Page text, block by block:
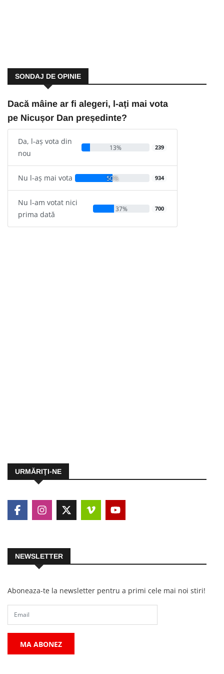
SONDAJ DE OPINIE
Dacă mâine ar fi alegeri, l-ați mai vota
pe Nicușor Dan președinte?
Da, l-aș vota din
nou
13% 239
Nu l-aș mai vota 50% 934
Nu l-am votat nici
prima dată
37% 700
URMĂRIŢI-NE
NEWSLETTER
Aboneaza-te la newsletter pentru a primi cele mai noi stiri!
MA ABONEZ